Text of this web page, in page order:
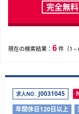
完全無料
現在の検索結果： 6 件（1～
求人NO. J0031045
年間休日120日以上